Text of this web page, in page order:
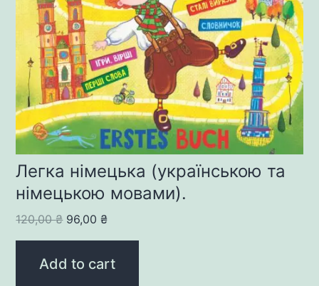
Легка німецька (українською та
німецькою мовами).
120,00₴ Original
price
was:
96,00₴Current
price
is:
Add to cart